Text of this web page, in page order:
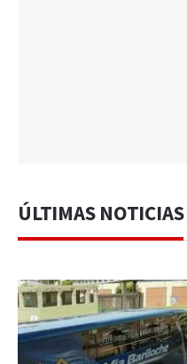
ÚLTIMAS NOTICIAS